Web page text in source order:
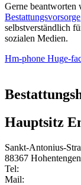
Gerne beantworten
Bestattungsvorsorge
selbstverständlich
sozialen Medien.
Hm-phone Huge-
Hauptsitz
Sankt-Antonius-
88367 Hohentengen
Tel:
Mail: